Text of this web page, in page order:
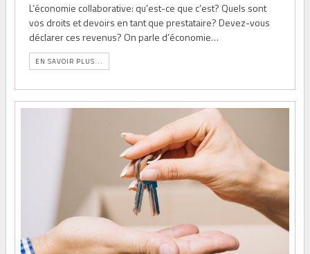
L’économie collaborative: qu’est-ce que c’est? Quels sont
vos droits et devoirs en tant que prestataire? Devez-vous
déclarer ces revenus? On parle d’économie…
EN SAVOIR PLUS...